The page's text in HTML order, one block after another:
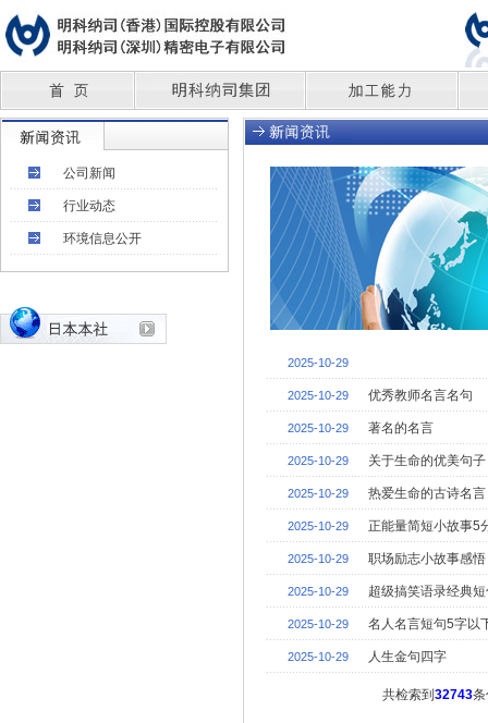
公司新闻
行业动态
环境信息公开
2025-10-29
2025-10-29 优秀教师名言名句
2025-10-29 著名的名言
2025-10-29 关于生命的优美句子
2025-10-29 热爱生命的古诗名言
2025-10-29 正能量简短小故事5
2025-10-29 职场励志小故事感悟
2025-10-29 超级搞笑语录经典
2025-10-29 名人名言短句5字以
2025-10-29 人生金句四字
共检索到 32743